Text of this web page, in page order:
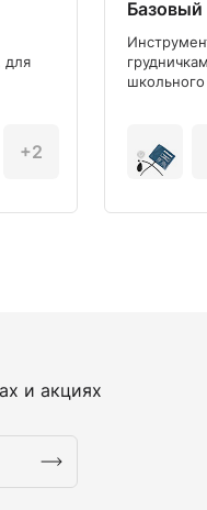
для
+2
Базовый
школьного
и акциях